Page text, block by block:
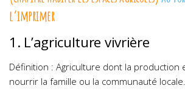
l’imprimer
1. L’agriculture vivrière
Définition : Agriculture dont la production
nourrir la famille ou la communauté locale.